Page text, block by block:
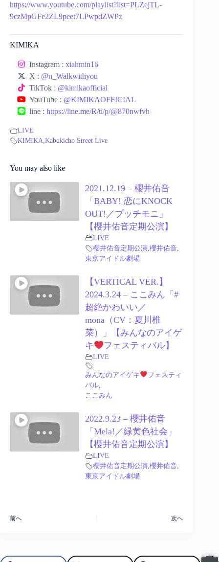
https://www.youtube.com/playlist?list=PLZejTL-
9czMpGFe2ZL9peet7LPwpdZWPz
KIMIKA
Instagram : xiahmin16
X : @n_Walkwithyou
TikTok : @kimikaofficial
YouTube : @KIMIKAOFFICIAL
line : https://line.me/R/ti/p/@870nwfvh
LIVE
KIMIKA Kabukicho Street Live
You may also like
2021.12.19 – 櫻井佑音
「BABY! 恋にKNOCK
OUT!／プッチモニ」
【櫻井佑音定期公演】
LIVE
櫻井佑音定期公演, 櫻井佑音,
東京アイドル劇場
【VERTICAL VER.】
2024.3.24 – ここみん「#
超絶かわいい／
mona（CV：夏川椎
菜）」【みんなのアイゲ
キ
フェスティバル】
LIVE
みんなのアイゲキ
フェスティ
バル,
ここみん
2022.9.23 – 櫻井佑音
「Mela!／緑黄色社会」
【櫻井佑音定期公演】
LIVE
櫻井佑音定期公演, 櫻井佑音,
東京アイドル劇場
前へ 次へ